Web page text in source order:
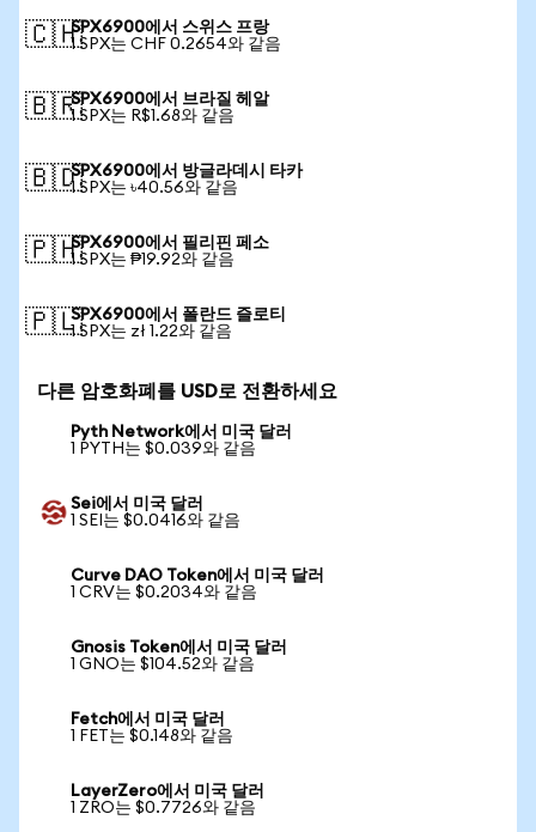
🇨🇭SPX6900에서 스위스 프랑
1 SPX는 CHF 0.2654와 같음
🇧🇷SPX6900에서 브라질 헤알
1 SPX는 R$1.68와 같음
🇧🇩SPX6900에서 방글라데시 타카
1 SPX는 ৳40.56와 같음
🇵🇭SPX6900에서 필리핀 페소
1 SPX는 ₱19.92와 같음
🇵🇱SPX6900에서 폴란드 즐로티
1 SPX는 zł 1.22와 같음
다른 암호화폐를 USD로 전환하세요
Pyth Network에서 미국 달러
1 PYTH는 $0.039와 같음
Sei에서 미국 달러
1 SEI는 $0.0416와 같음
Curve DAO Token에서 미국 달러
1 CRV는 $0.2034와 같음
Gnosis Token에서 미국 달러
1 GNO는 $104.52와 같음
Fetch에서 미국 달러
1 FET는 $0.148와 같음
LayerZero에서 미국 달러
1 ZRO는 $0.7726와 같음